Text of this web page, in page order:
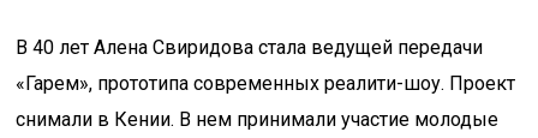
В 40 лет Алена Свиридова стала ведущей передачи
«Гарем», прототипа современных реалити-шоу. Проект
снимали в Кении. В нем принимали участие молодые